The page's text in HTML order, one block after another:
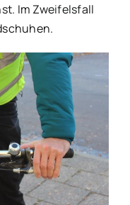
Im Zweifelsfall